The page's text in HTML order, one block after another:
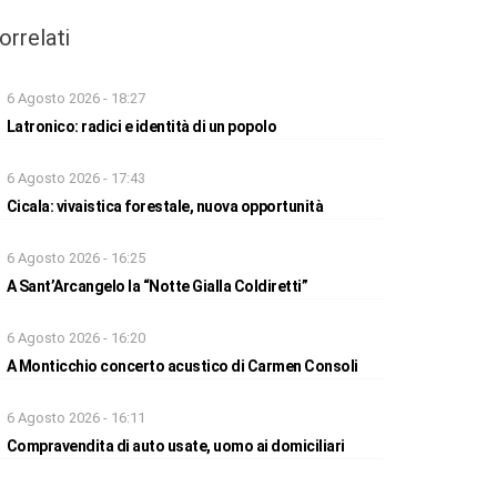
6 Agosto 2026 - 18:27
Latronico: radici e identità di un popolo
6 Agosto 2026 - 17:43
Cicala: vivaistica forestale, nuova opportunità
6 Agosto 2026 - 16:25
A Sant’Arcangelo la “Notte Gialla Coldiretti”
6 Agosto 2026 - 16:20
A Monticchio concerto acustico di Carmen Consoli
6 Agosto 2026 - 16:11
Compravendita di auto usate, uomo ai domiciliari